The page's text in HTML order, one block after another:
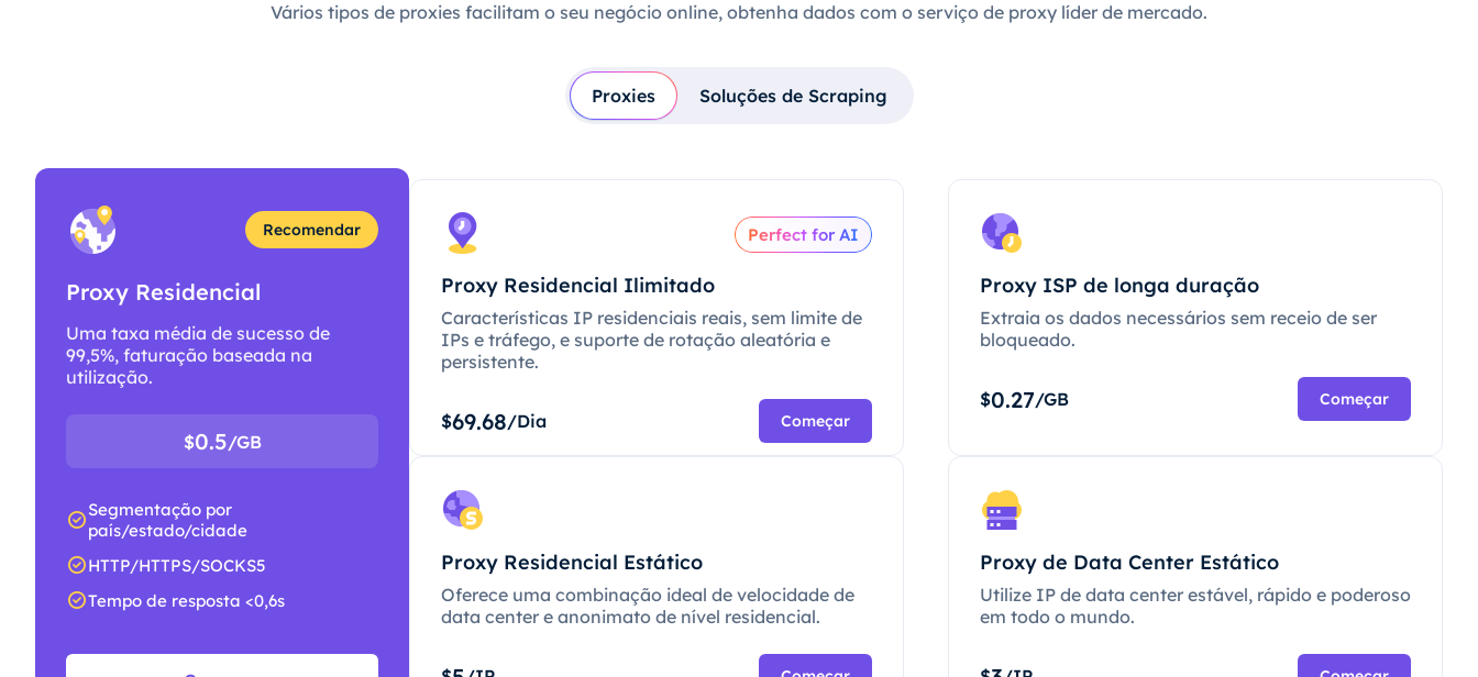
Vários tipos de proxies facilitam o seu negócio online, obtenha dados com o serviço de proxy líder de mercado.
Proxies Soluções de Scraping
Recomendar
Proxy Residencial
Uma taxa média de sucesso de
99,5%, faturação baseada na
utilização.
$0.5/GB
Segmentação por
país/estado/cidade
HTTP/HTTPS/SOCKS5
Tempo de resposta <0,6s
Perfect for AI
Proxy Residencial Ilimitado
Características IP residenciais reais, sem limite de
IPs e tráfego, e suporte de rotação aleatória e
persistente.
$69.68/Dia Começar
Proxy ISP de longa duração
Extraia os dados necessários sem receio de ser
bloqueado.
$0.27/GB Começar
Proxy Residencial Estático
Oferece uma combinação ideal de velocidade de
data center e anonimato de nível residencial.
Proxy de Data Center Estático
Utilize IP de data center estável, rápido e poderoso
em todo o mundo.